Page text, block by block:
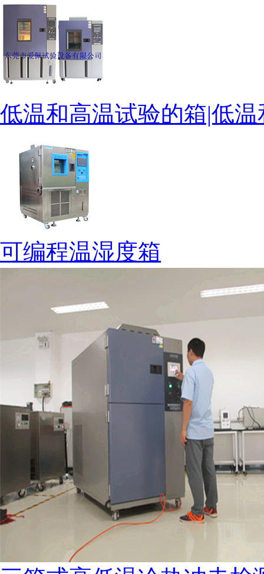
低温和高温试验的箱|低
可编程温湿度箱